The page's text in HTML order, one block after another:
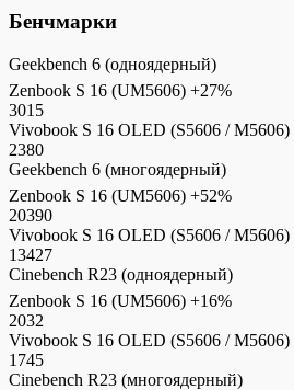
Бенчмарки
Geekbench 6 (одноядерный)
Zenbook S 16 (UM5606) +27%
3015
Vivobook S 16 OLED (S5606 / M5606)
2380
Geekbench 6 (многоядерный)
Zenbook S 16 (UM5606) +52%
20390
Vivobook S 16 OLED (S5606 / M5606)
13427
Cinebench R23 (одноядерный)
Zenbook S 16 (UM5606) +16%
2032
Vivobook S 16 OLED (S5606 / M5606)
1745
Cinebench R23 (многоядерный)